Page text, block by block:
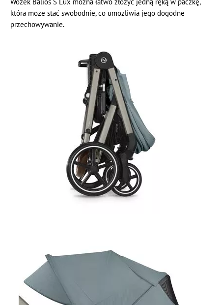
która może stać swobodnie, co umożliwia jego dogodne
przechowywanie.